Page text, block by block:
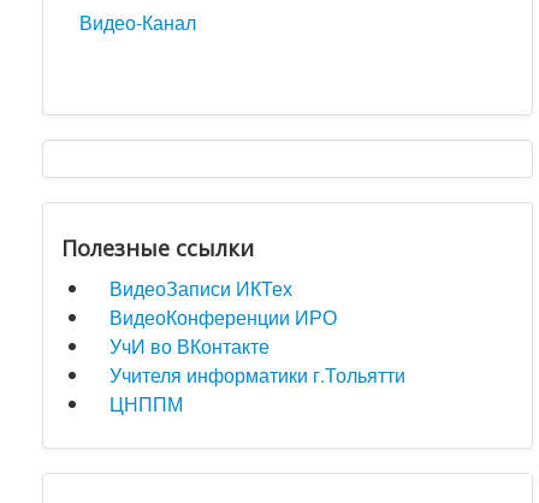
Видео-Канал
Полезные ссылки
ВидеоЗаписи ИКТех
ВидеоКонференции ИРО
УчИ во ВКонтакте
Учителя информатики г.Тольятти
ЦНППМ